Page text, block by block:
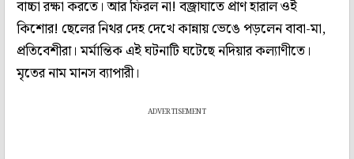
বাচ্চা রক্ষা করতে। আর ফিরল না! বজ্রাঘাতে প্রাণ হারাল ওই
কিশোর! ছেলের নিথর দেহ দেখে কান্নায় ভেঙে পড়লেন বাবা-মা,
প্রতিবেশীরা। মর্মান্তিক এই ঘটনাটি ঘটেছে নদিয়ার কল্যাণীতে।
মৃতের নাম মানস ব্যাপারী।
ADVERTISEMENT